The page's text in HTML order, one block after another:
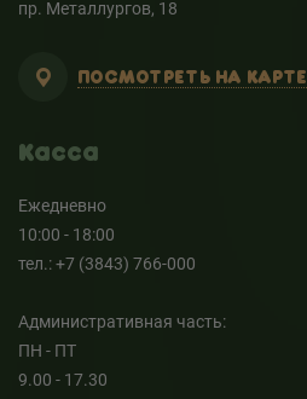
пр. Металлургов, 18
ПОСМОТРЕТЬ НА КАРТЕ
Касса
Ежедневно
10:00 - 18:00
тел.: +7 (3843) 766-000
Административная часть:
ПН - ПТ
9.00 - 17.30